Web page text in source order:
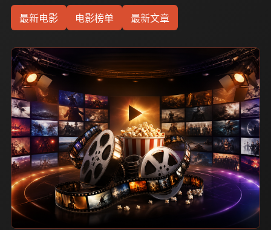
最新电影 电影榜单 最新文章